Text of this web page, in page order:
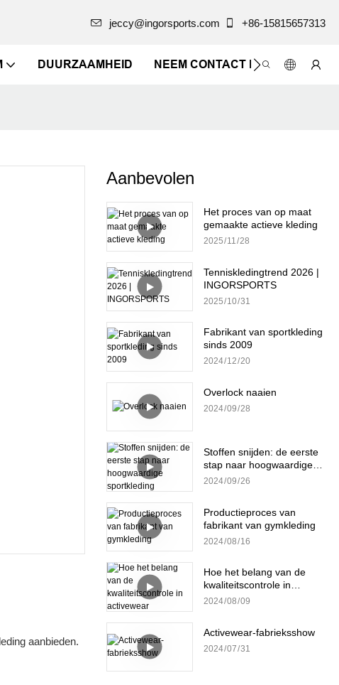
jeccy@ingorsports.com +86-15815657313
DUURZAAMHEID NEEM CONTACT MET ONS OP
aanbieden.
Aanbevolen
Het proces van op maat
gemaakte actieve kleding
2025 11 28
Tenniskledingtrend 2026 |
INGORSPORTS
2025 10 31
Fabrikant van sportkleding
sinds 2009
2024 12 20
Overlock naaien
2024 09 28
Stoffen snijden: de eerste
stap naar hoogwaardige
sportkleding
2024 09 26
Productieproces van
fabrikant van gymkleding
2024 08 16
Hoe het belang van de
kwaliteitscontrole in
activewear
2024 08 09
Activewear-fabrieksshow
2024 07 31